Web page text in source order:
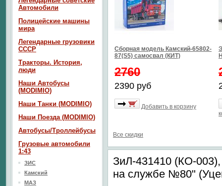
Сборная модель Камский-65802-
87(S5) самосвал (КИТ)
2760
2390 руб
Добавить в корзину
Все скидки
ЗиЛ-431410 (КО-
на службе №80"
Автомобили
Полицейские машины
мира
Легендарные грузовики
СССР
Тракторы. История,
люди
Наши Автобусы
(MODIMIO)
Наши Танки (MODIMIO)
Наши Поезда (MODIMIO)
Автобусы/Троллейбусы
Грузовые автомобили
1:43
ЗИС
Камский
МАЗ